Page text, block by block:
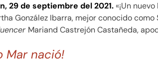
29 de septiembre del 2021.«¡Un
González Ibarra, mejor conocido
Mariand Castrejón Castañeda,
Mar nació!